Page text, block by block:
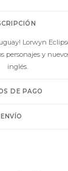
Lorwyn
personajes y
inglés.
DE PAGO
ENVÍO